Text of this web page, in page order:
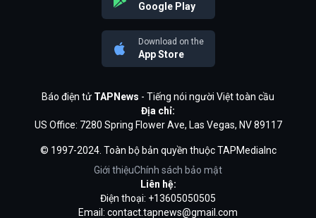
Google Play
Download on the
App Store
Báo điện tử TAPNews - Tiếng nói người Việt toàn cầu
Địa chỉ:
US Office: 7280 Spring Flower Ave, Las Vegas, NV 89117
© 1997-2024. Toàn bộ bản quyền thuộc TAPMediaInc
Giới thiệuChính sách bảo mật
Liên hệ:
Điện thoại: +13605050505
Email: contact.tapnews@gmail.com